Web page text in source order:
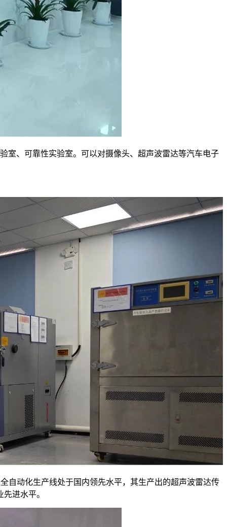
室、可靠性实验室。可以对摄像头、超声波雷达等汽车电子
自动化生产线处于国内领先水平，其生产出的超声波雷达传
进水平。